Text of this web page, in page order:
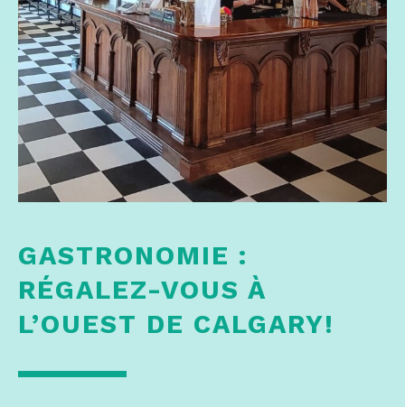
GASTRONOMIE :
RÉGALEZ-VOUS À
L’OUEST DE CALGARY!